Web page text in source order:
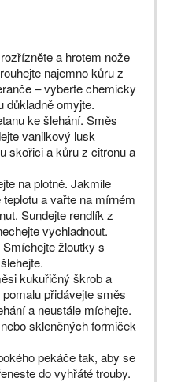
a hrotem nože
najemno kůru z
– vyberte chemicky
důkladně omyjte.
ke šlehání. Směs
vanilkový lusk
skořici a kůru z citronu a
na plotně. Jakmile
a vařte na mírném
Sundejte rendlík z
vychladnout.
žloutky s
kukuřičný škrob a
přidávejte směs
a neustále míchejte.
skleněných formiček
pekáče tak, aby se
do vyhřáté trouby.